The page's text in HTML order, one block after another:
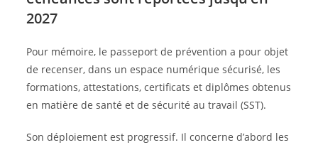
2027
Pour mémoire, le passeport de prévention a pour objet
de recenser, dans un espace numérique sécurisé, les
formations, attestations, certificats et diplômes obtenus
en matière de santé et de sécurité au travail (SST).
Son déploiement est progressif. Il concerne d’abord les